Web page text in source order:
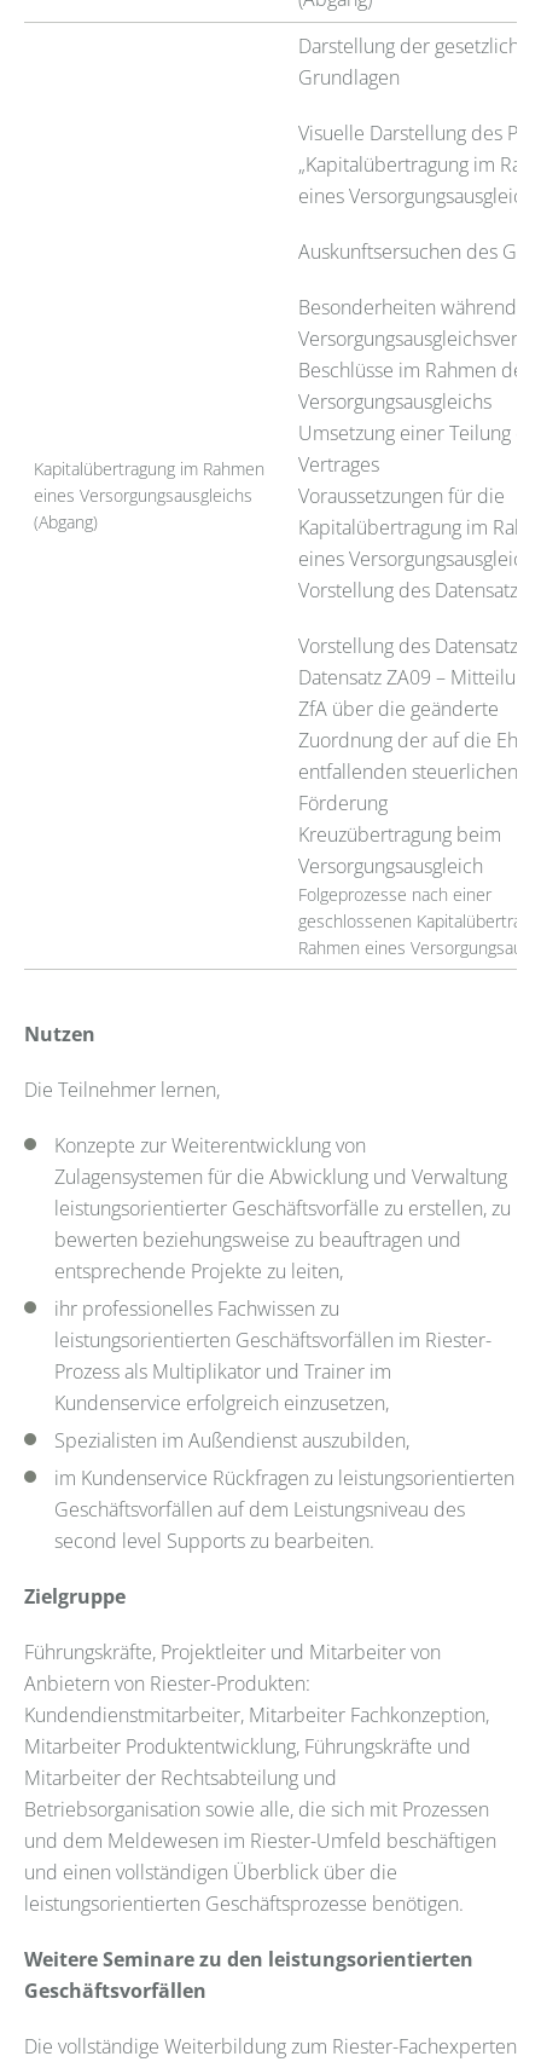
Kapitalübertragung im Rahmen
eines Versorgungsausgleichs
(Abgang)
Darstellung der gesetzlichen
Grundlagen
Visuelle Darstellung des
„Kapitalübertragung im
eines
Auskunftsersuchen des
Besonderheiten während
Beschlüsse im Rahmen des
Versorgungsausgleichs
Umsetzung einer Teilung
Vertrages
Voraussetzungen für die
Kapitalübertragung im
eines Versorgungsausgleichs
Vorstellung des
Vorstellung des
Datensatz ZA09 –
ZfA über die geänderte
Zuordnung der auf die
entfallenden steuerlichen
Förderung
Kreuzübertragung beim
Versorgungsausgleich
Folgeprozesse nach einer
geschlossenen
Rahmen eines
Nutzen
Die Teilnehmer lernen,
Konzepte zur Weiterentwicklung von
Zulagensystemen für die Abwicklung und Verwaltung
leistungsorientierter Geschäftsvorfälle zu erstellen, zu
bewerten beziehungsweise zu beauftragen und
entsprechende Projekte zu leiten,
ihr professionelles Fachwissen zu
leistungsorientierten Geschäftsvorfällen im Riester-
Prozess als Multiplikator und Trainer im
Kundenservice erfolgreich einzusetzen,
Spezialisten im Außendienst auszubilden,
im Kundenservice Rückfragen zu leistungsorientierten
Geschäftsvorfällen auf dem Leistungsniveau des
second level Supports zu bearbeiten.
Zielgruppe
Führungskräfte, Projektleiter und Mitarbeiter von
Anbietern von Riester-Produkten:
Kundendienstmitarbeiter, Mitarbeiter Fachkonzeption,
Mitarbeiter Produktentwicklung, Führungskräfte und
Mitarbeiter der Rechtsabteilung und
Betriebsorganisation sowie alle, die sich mit Prozessen
und dem Meldewesen im Riester-Umfeld beschäftigen
und einen vollständigen Überblick über die
leistungsorientierten Geschäftsprozesse benötigen.
Weitere Seminare zu den leistungsorientierten
Geschäftsvorfällen
Die vollständige Weiterbildung zum Riester-Fachexperten